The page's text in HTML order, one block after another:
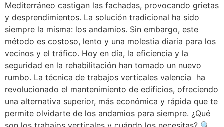
Mediterráneo castigan las fachadas, provocando grietas
y desprendimientos. La solución tradicional ha sido
siempre la misma: los andamios. Sin embargo, este
método es costoso, lento y una molestia diaria para los
vecinos y el tráfico. Hoy en día, la eficiencia y la
seguridad en la rehabilitación han tomado un nuevo
rumbo. La técnica de trabajos verticales valencia ha
revolucionado el mantenimiento de edificios, ofreciendo
una alternativa superior, más económica y rápida que te
permite olvidarte de los andamios para siempre. ¿Qué